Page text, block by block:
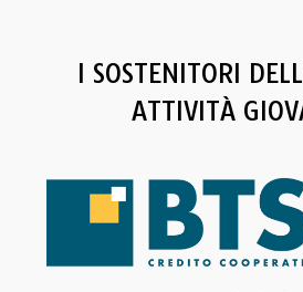
I SOSTENITORI
ATTIVITÀ